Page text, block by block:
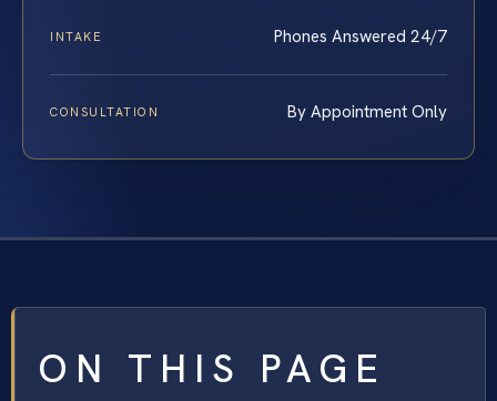
INTAKE Phones Answered 24/7
CONSULTATION By Appointment Only
ON THIS PAGE